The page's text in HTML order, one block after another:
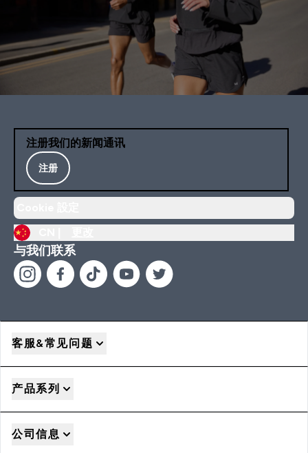
注册我们的新闻通讯
注册
与我们联系
客服&常见问题
产品系列
公司信息